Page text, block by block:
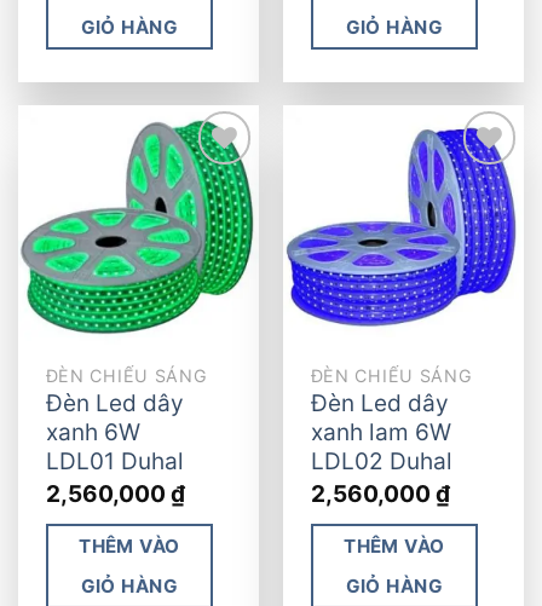
GIỎ HÀNG GIỎ HÀNG
Add to
wishlist
ĐÈN CHIẾU SÁNG
Đèn Led dây
xanh 6W
LDL01 Duhal
2,560,000 ₫
THÊM VÀO
GIỎ HÀNG
Add to
wishlist
ĐÈN CHIẾU SÁNG
Đèn Led dây
xanh lam 6W
LDL02 Duhal
2,560,000 ₫
THÊM VÀO
GIỎ HÀNG